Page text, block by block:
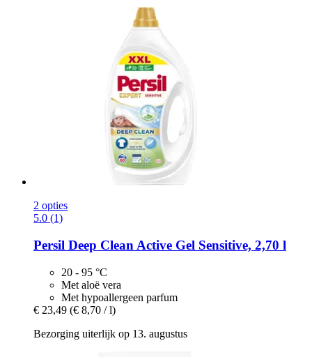
2 opties
5.0 (1)
Persil Deep Clean Active Gel Sensitive, 2,70 l
20 - 95 °C
Met aloë vera
Met hypoallergeen parfum
€ 23,49 (€ 8,70 / l)
Bezorging uiterlijk op 13. augustus